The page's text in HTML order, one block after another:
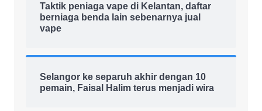
Taktik peniaga vape di Kelantan, daftar
berniaga benda lain sebenarnya jual
vape
Selangor ke separuh akhir dengan 10
pemain, Faisal Halim terus menjadi wira